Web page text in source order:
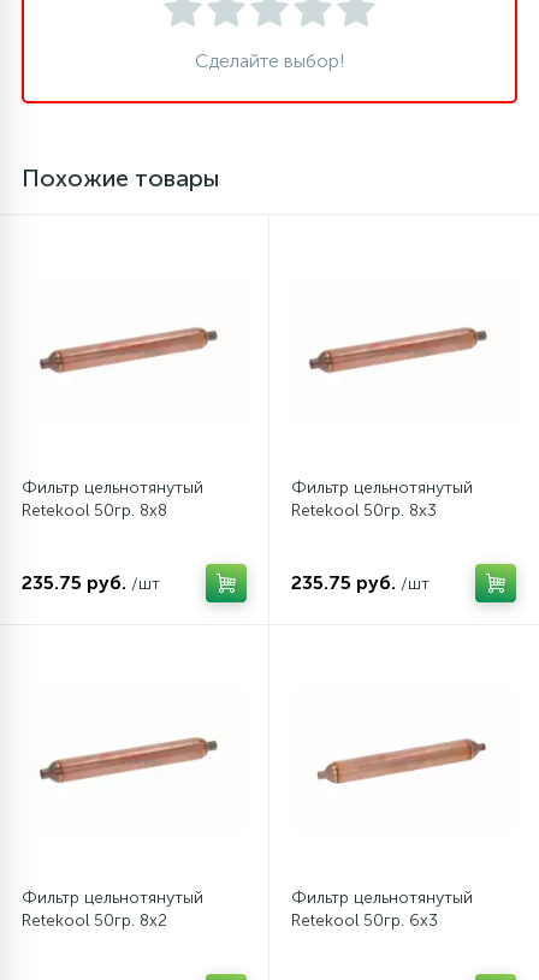
Сливные фильтры
12
Шланги слива
Электронные модули
Сделайте выбор!
Похожие товары
Фильтр цельнотянутый
Retekool 50гр. 8х8
235.75 руб. /шт
Фильтр цельнотянутый
Retekool 50гр. 8х3
235.75 руб. /шт
Фильтр цельнотянутый
Retekool 50гр. 8х2
Фильтр цельнотянутый
Retekool 50гр. 6х3